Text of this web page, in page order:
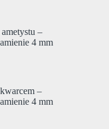
–
4 mm
–
4 mm